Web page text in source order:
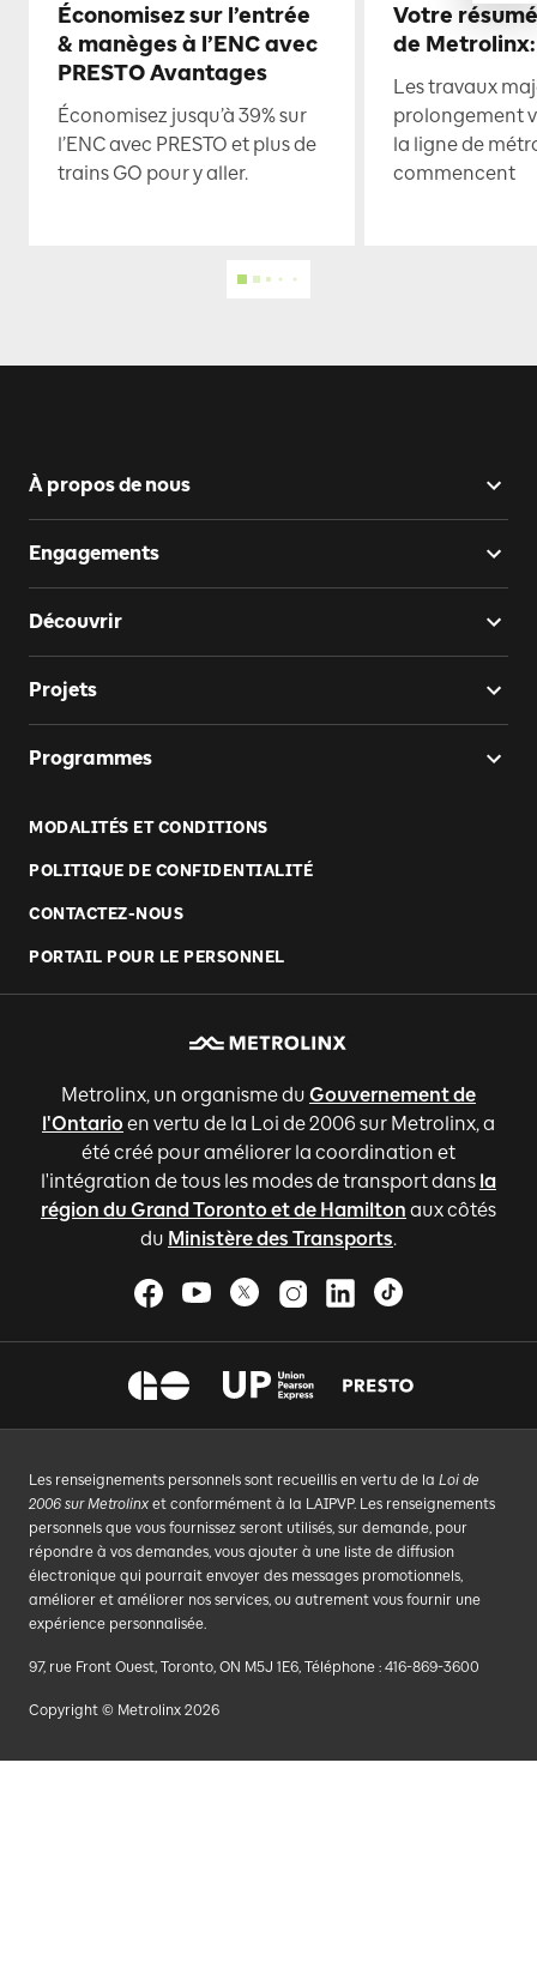
Économisez sur l’entrée
& manèges à l’ENC avec
PRESTO Avantages
Économisez jusqu’à 39% sur
l’ENC avec PRESTO et plus de
trains GO pour y aller.
Votre
de
Les travaux
prolongement
la ligne de
commencent
À propos de nous
Engagements
Découvrir
Projets
Programmes
MODALITÉS ET CONDITIONS
POLITIQUE DE CONFIDENTIALITÉ
CONTACTEZ-NOUS
PORTAIL POUR LE PERSONNEL
Metrolinx, un organisme du Gouvernement de
l'Ontario en vertu de la Loi de 2006 sur Metrolinx, a
été créé pour améliorer la coordination et
l'intégration de tous les modes de transport dans la
région du Grand Toronto et de Hamilton aux côtés
du Ministère des Transports.
Les renseignements personnels sont recueillis en vertu de la Loi de
2006 sur Metrolinx et conformément à la LAIPVP. Les renseignements
personnels que vous fournissez seront utilisés, sur demande, pour
répondre à vos demandes, vous ajouter à une liste de diffusion
électronique qui pourrait envoyer des messages promotionnels,
améliorer et améliorer nos services, ou autrement vous fournir une
expérience personnalisée.
97, rue Front Ouest, Toronto, ON M5J 1E6, Téléphone : 416-869-3600
Copyright © Metrolinx 2026